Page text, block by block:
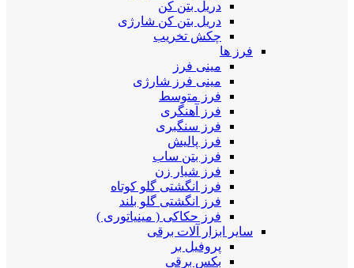
دریل بتن کن
دریل بتن کن شارژی
چکش تخریب
فرز ها
مینی فرز
مینی فرز شارژی
فرز متوسط
فرز آهنگری
فرز سنگبری
فرز پالیش
فرز بتن ساب
فرز شیار زن
فرز انگشتی گلو کوتاه
فرز انگشتی گلو بلند
فرز حکاکی ( مینیاتوری )
سایر ابزار آلات برقی
پروفیل بر
بکس برقی